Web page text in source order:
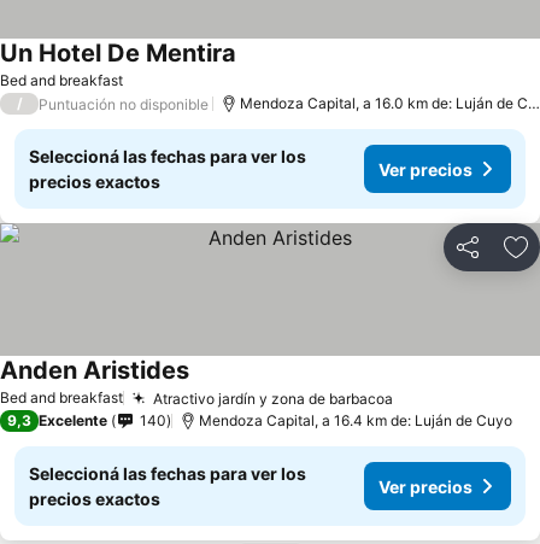
Bed and breakfast
Un Hotel De Mentira
/ Puntuación no disponible Mendoza Capital, a 16.0 km de: Luján de Cuyo
Seleccioná las fechas para ver los
precios exactos
Ver precios
Compartir
Bed and breakfast Atractivo jardín y zona de barbacoa
Anden Aristides
9,3 Excelente 140 Mendoza Capital, a 16.4 km de: Luján de Cuyo
Seleccioná las fechas para ver los
precios exactos
Ver precios